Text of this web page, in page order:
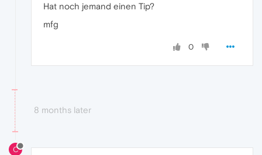
Hat noch jemand einen Tip?
mfg
0
8 months later
C